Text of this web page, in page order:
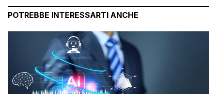
POTREBBE INTERESSARTI ANCHE